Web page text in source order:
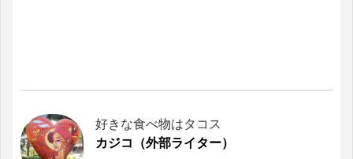
好きな食べ物はタコス
カジコ（外部ライター）